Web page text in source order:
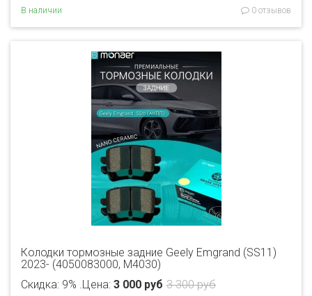
В наличии 0 отзывов
Колодки тормозные задние Geely Emgrand (SS11)
2023- (4050083000, M4030)
3 300 руб
Цена: 3 000 руб
Скидка: 9% .